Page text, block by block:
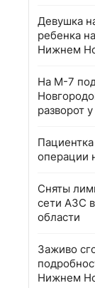
Девушка
ребенка
Нижнем
На М-7
разворот
операции
Сняты
сети АЗС
области
Заживо
Нижнем